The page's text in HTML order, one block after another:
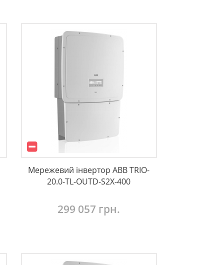
Мережевий інвертор ABB TRIO-
20.0-TL-OUTD-S2X-400
299 057 грн.